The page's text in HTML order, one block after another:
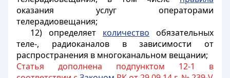
оказания услуг операторами
телерадиовещания;
12) определяет количество обязательных
теле-, радиоканалов в зависимости от
распространения в многоканальном вещании;
Статья дополнена подпунктом 12-1 в